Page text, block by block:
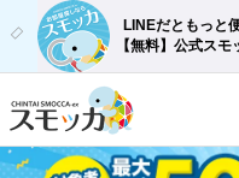
LINEだともっと
【無料】公式ス